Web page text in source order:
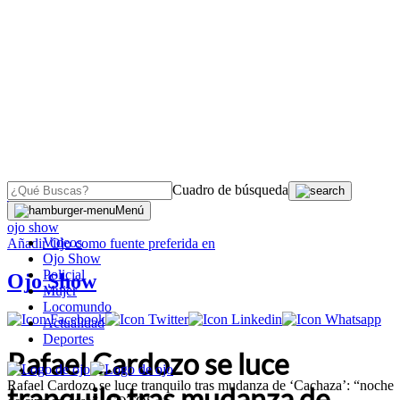
Cuadro de búsqueda
Menú
Videos
Ojo Show
Policial
Mujer
Locomundo
Actualidad
Deportes
Rafael Cardozo se luce tranquilo tras mudanza de ‘Cachaza’: “noche
OJO
ojo show
AñadirOjocomo fuente preferida en
Ojo Show
Rafael Cardozo se luce